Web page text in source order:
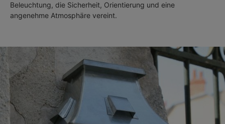
Beleuchtung, die Sicherheit, Orientierung und eine
angenehme Atmosphäre vereint.